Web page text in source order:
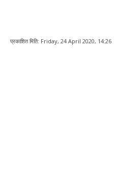
प्रकाशित मिति: Friday, 24 April 2020, 14:26